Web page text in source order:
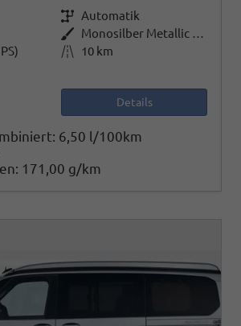
Getriebe Automatik
Außenfarbe
Monosilber Metallic / Energeticorange Metallic
Kilometerstand
10 km
Details
6,50 l/100km
171,00 g/km